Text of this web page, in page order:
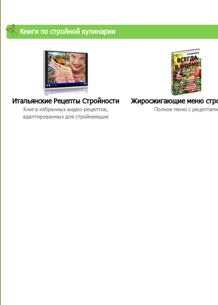
Книги по стройной кулинарии
Итальянские Рецепты Стройности
Книга избранных видео-рецептов,
адаптированных для стройнеющих
Жиросжигающие меню
Полное меню с рецептами